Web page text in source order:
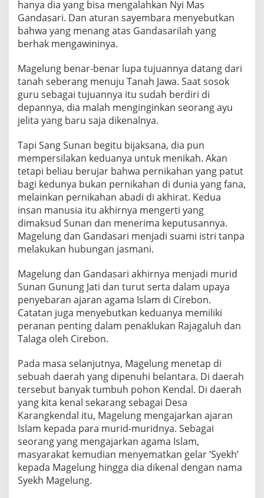
hanya dia yang bisa mengalahkan Nyi Mas
Gandasari. Dan aturan sayembara menyebutkan
bahwa yang menang atas Gandasarilah yang
berhak mengawininya.
Magelung benar-benar lupa tujuannya datang dari
tanah seberang menuju Tanah Jawa. Saat sosok
guru sebagai tujuannya itu sudah berdiri di
depannya, dia malah menginginkan seorang ayu
jelita yang baru saja dikenalnya.
Tapi Sang Sunan begitu bijaksana, dia pun
mempersilakan keduanya untuk menikah. Akan
tetapi beliau berujar bahwa pernikahan yang patut
bagi kedunya bukan pernikahan di dunia yang fana,
melainkan pernikahan abadi di akhirat. Kedua
insan manusia itu akhirnya mengerti yang
dimaksud Sunan dan menerima keputusannya.
Magelung dan Gandasari menjadi suami istri tanpa
melakukan hubungan jasmani.
Magelung dan Gandasari akhirnya menjadi murid
Sunan Gunung Jati dan turut serta dalam upaya
penyebaran ajaran agama Islam di Cirebon.
Catatan juga menyebutkan keduanya memiliki
peranan penting dalam penaklukan Rajagaluh dan
Talaga oleh Cirebon.
Pada masa selanjutnya, Magelung menetap di
sebuah daerah yang dipenuhi belantara. Di daerah
tersebut banyak tumbuh pohon Kendal. Di daerah
yang kita kenal sekarang sebagai Desa
Karangkendal itu, Magelung mengajarkan ajaran
Islam kepada para murid-muridnya. Sebagai
seorang yang mengajarkan agama Islam,
masyarakat kemudian menyematkan gelar ‘Syekh’
kepada Magelung hingga dia dikenal dengan nama
Syekh Magelung.